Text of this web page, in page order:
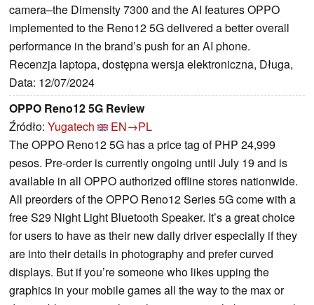
camera–the Dimensity 7300 and the AI features OPPO
implemented to the Reno12 5G delivered a better overall
performance in the brand’s push for an AI phone.
Recenzja laptopa, dostępna wersja elektroniczna, Długa,
Data: 12/07/2024
OPPO Reno12 5G Review
Źródło: Yugatech
EN→PL
The OPPO Reno12 5G has a price tag of PHP 24,999
pesos. Pre-order is currently ongoing until July 19 and is
available in all OPPO authorized offline stores nationwide.
All preorders of the OPPO Reno12 Series 5G come with a
free S29 Night Light Bluetooth Speaker. It’s a great choice
for users to have as their new daily driver especially if they
are into their details in photography and prefer curved
displays. But if you’re someone who likes upping the
graphics in your mobile games all the way to the max or